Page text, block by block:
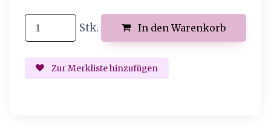
Stk. In den Warenkorb
Zur Merkliste hinzufügen